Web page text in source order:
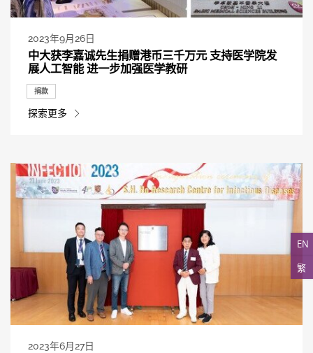
EN
繁
2023年9月26日
中大获李嘉诚先生捐赠港币三千万元 支持医学院发
展人工智能 进一步加强医学教研
捐款
探索更多
2023年6月27日